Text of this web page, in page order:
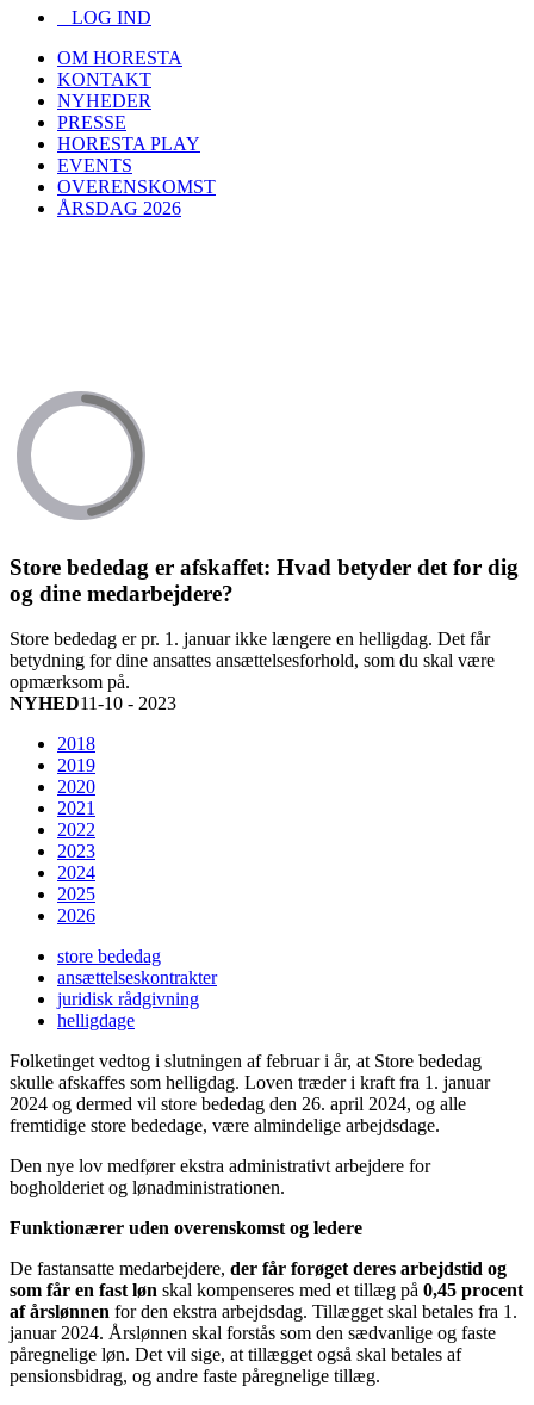
LOG IND
OM HORESTA
KONTAKT
NYHEDER
PRESSE
HORESTA PLAY
EVENTS
OVERENSKOMST
ÅRSDAG 2026
Store bededag er afskaffet: Hvad betyder det for dig
og dine medarbejdere?
Store bededag er pr. 1. januar ikke længere en helligdag. Det får
betydning for dine ansattes ansættelsesforhold, som du skal være
opmærksom på.
NYHED11-10 - 2023
2018
2019
2020
2021
2022
2023
2024
2025
2026
store bededag
ansættelseskontrakter
juridisk rådgivning
helligdage
Folketinget vedtog i slutningen af februar i år, at Store bededag
skulle afskaffes som helligdag. Loven træder i kraft fra 1. januar
2024 og dermed vil store bededag den 26. april 2024, og alle
fremtidige store bededage, være almindelige arbejdsdage.
Den nye lov medfører ekstra administrativt arbejdere for
bogholderiet og lønadministrationen.
Funktionærer uden overenskomst og ledere
De fastansatte medarbejdere, der får forøget deres arbejdstid og
som får en fast løn skal kompenseres med et tillæg på 0,45 procent
af årslønnen for den ekstra arbejdsdag. Tillægget skal betales fra 1.
januar 2024. Årslønnen skal forstås som den sædvanlige og faste
påregnelige løn. Det vil sige, at tillægget også skal betales af
pensionsbidrag, og andre faste påregnelige tillæg.